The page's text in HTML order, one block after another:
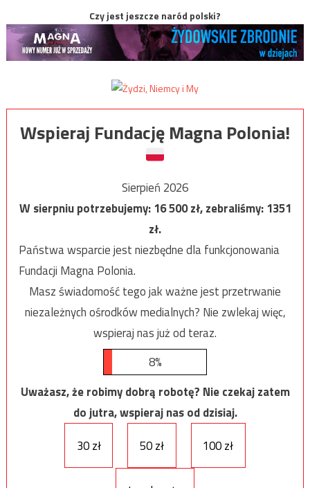
Czy jest jeszcze naród polski?
Wspieraj Fundację Magna Polonia!
Sierpień 2026
W sierpniu potrzebujemy:16 500zł, zebraliśmy:1351
zł.
Państwa wsparcie jest niezbędne dla funkcjonowania
Fundacji Magna Polonia.
Masz świadomość tego jak ważne jest przetrwanie
niezależnych ośrodków medialnych? Nie zwlekaj więc,
wspieraj nas już od teraz.
8%
Uważasz, że robimy dobrą robotę? Nie czekaj zatem
do jutra, wspieraj nas od dzisiaj.
30 zł
50 zł 100 zł